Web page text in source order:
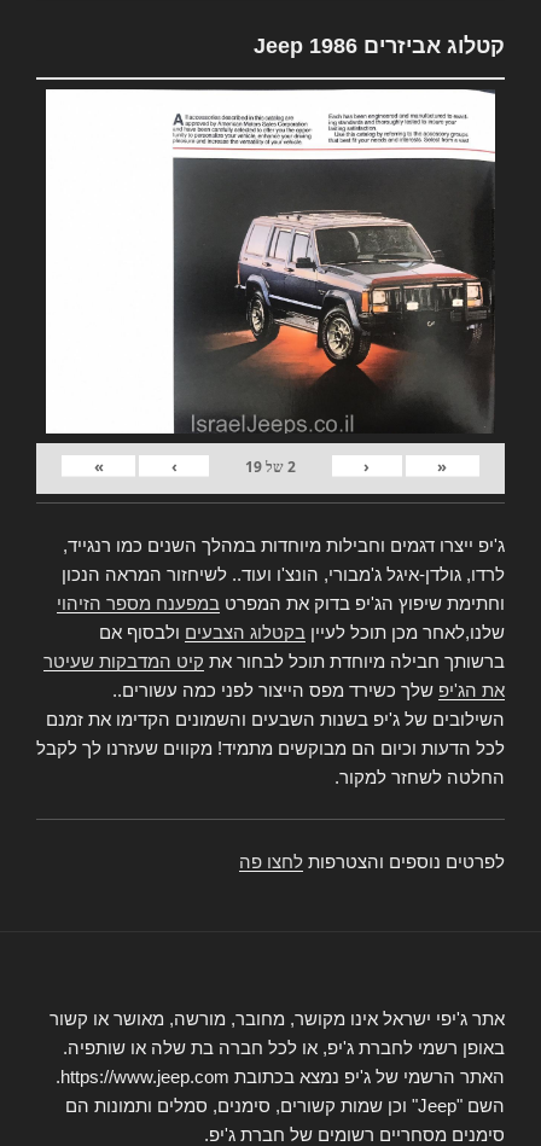
קטלוג אביזרים Jeep 1986
«
‹
2של19
›
»
ג'יפ ייצרו דגמים וחבילות מיוחדות במהלך השנים כמו רנגייד,
לרדו, גולדן-איגל ג'מבורי, הונצ'ו ועוד.. לשיחזור המראה הנכון
וחתימת שיפוץ הג'יפ בדוק את המפרט במפענח מספר הזיהוי
שלנו,לאחר מכן תוכל לעיין בקטלוג הצבעים ולבסוף אם
ברשותך חבילה מיוחדת תוכל לבחור את קיט המדבקות שעיטר
את הג'יפ שלך כשירד מפס הייצור לפני כמה עשורים..
השילובים של ג'יפ בשנות השבעים והשמונים הקדימו את זמנם
לכל הדעות וכיום הם מבוקשים מתמיד! מקווים שעזרנו לך לקבל
החלטה לשחזר למקור.
לפרטים נוספים והצטרפות לחצו פה
אתר ג'יפי ישראל אינו מקושר, מחובר, מורשה, מאושר או קשור
באופן רשמי לחברת ג'יפ, או לכל חברה בת שלה או שותפיה.
האתר הרשמי של ג'יפ נמצא בכתובת https://www.jeep.com.
השם "Jeep" וכן שמות קשורים, סימנים, סמלים ותמונות הם
סימנים מסחריים רשומים של חברת ג'יפ.